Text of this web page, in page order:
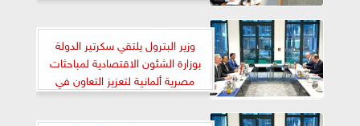
وزير البترول يلتقي سكرتير الدولة
بوزارة الشئون الاقتصادية لمباحثات
مصرية ألمانية لتعزيز التعاون في
قطاع الطاقة